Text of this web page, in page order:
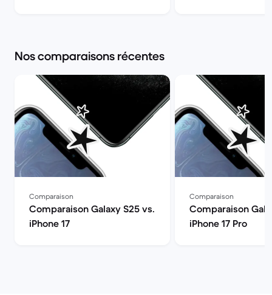
Nos comparaisons récentes
Comparaison
Comparaison Galaxy S25 vs.
iPhone 17
Comparaison
Comparaison
iPhone 17 Pro